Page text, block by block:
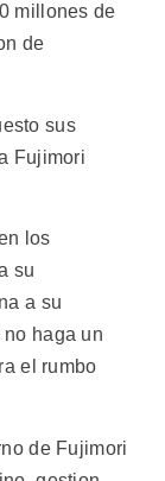
millones de
de
sus
Fujimori
los
su
a su
haga un
el rumbo
de Fujimori